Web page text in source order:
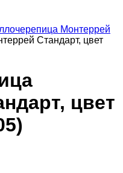
Монтеррей
Стандарт, цвет
цвет